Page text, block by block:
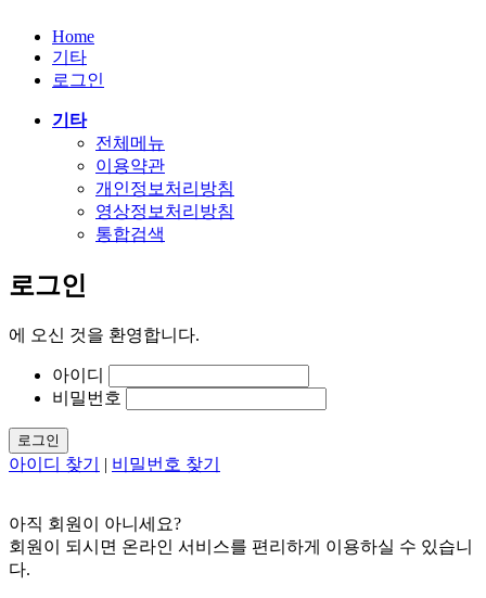
Home
기타
로그인
기타
전체메뉴
이용약관
개인정보처리방침
영상정보처리방침
통합검색
로그인
에 오신 것을 환영합니다.
아이디
비밀번호
로그인
아이디 찾기 | 비밀번호 찾기
아직 회원이 아니세요?
회원이 되시면 온라인 서비스를 편리하게 이용하실 수 있습니
다.